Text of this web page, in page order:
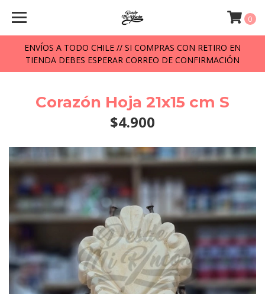
ENVÍOS A TODO CHILE // SI COMPRAS CON RETIRO EN
TIENDA DEBES ESPERAR CORREO DE CONFIRMACIÓN
0
Corazón Hoja 21x15 cm S
$4.900